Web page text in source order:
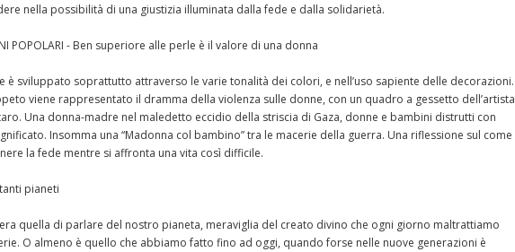
nella possibilità di una giustizia illuminata dalla fede e dalla solidarietà.
POPOLARI - Ben superiore alle perle è il valore di una donna
è sviluppato soprattutto attraverso le varie tonalità dei colori, e nell’uso sapiente delle decorazioni.
viene rappresentato il dramma della violenza sulle donne, con un quadro a gessetto dell’artista
Una donna-madre nel maledetto eccidio della striscia di Gaza, donne e bambini distrutti con
Insomma una “Madonna col bambino” tra le macerie della guerra. Una riflessione sul come
la fede mentre si affronta una vita così difficile.
pianeti
quella di parlare del nostro pianeta, meraviglia del creato divino che ogni giorno maltrattiamo
O almeno è quello che abbiamo fatto fino ad oggi, quando forse nelle nuove generazioni è